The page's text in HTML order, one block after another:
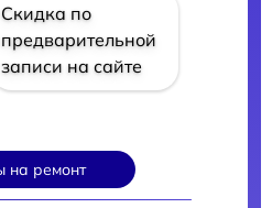
Скидка по
предварительной
записи на сайте
на ремонт